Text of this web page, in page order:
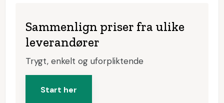
Sammenlign priser fra ulike
leverandører
Trygt, enkelt og uforpliktende
Start her